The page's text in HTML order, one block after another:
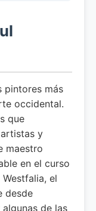
pintores más
occidental.
que
y
maestro
en el curso
el
desde
de las